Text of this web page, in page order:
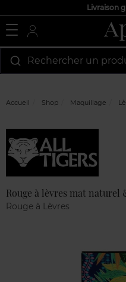
Livraison
Rechercher un
Accueil Shop Maquillage
Rouge à lèvres mat naturel
Rouge à Lèvres